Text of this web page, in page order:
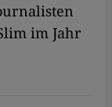
im Jahr